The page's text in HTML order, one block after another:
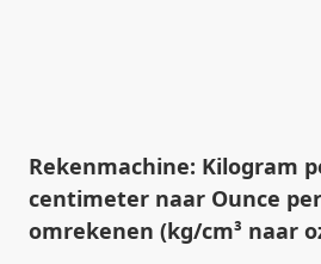
Rekenmachine: Kilogram
centimeter naar Ounce
omrekenen (kg/cm³ naar